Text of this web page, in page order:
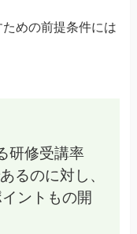
めの前提条件には
研修受講率
るのに対し、
ントもの開